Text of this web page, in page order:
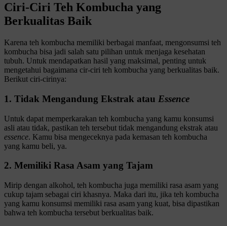
Ciri-Ciri Teh Kombucha yang
Berkualitas Baik
Karena teh kombucha memiliki berbagai manfaat, mengonsumsi teh
kombucha bisa jadi salah satu pilihan untuk menjaga kesehatan
tubuh. Untuk mendapatkan hasil yang maksimal, penting untuk
mengetahui bagaimana cir-ciri teh kombucha yang berkualitas baik.
Berikut ciri-cirinya:
1. Tidak Mengandung Ekstrak atau Essence
Untuk dapat memperkarakan teh kombucha yang kamu konsumsi
asli atau tidak, pastikan teh tersebut tidak mengandung ekstrak atau
essence. Kamu bisa mengeceknya pada kemasan teh kombucha
yang kamu beli, ya.
2. Memiliki Rasa Asam yang Tajam
Mirip dengan alkohol, teh kombucha juga memiliki rasa asam yang
cukup tajam sebagai ciri khasnya. Maka dari itu, jika teh kombucha
yang kamu konsumsi memiliki rasa asam yang kuat, bisa dipastikan
bahwa teh kombucha tersebut berkualitas baik.